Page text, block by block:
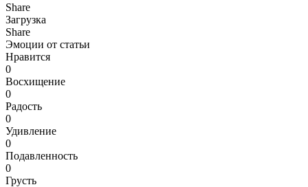
Share
Загрузка
Share
Эмоции от статьи
Нравится
0
Восхищение
0
Радость
0
Удивление
0
Подавленность
0
Грусть